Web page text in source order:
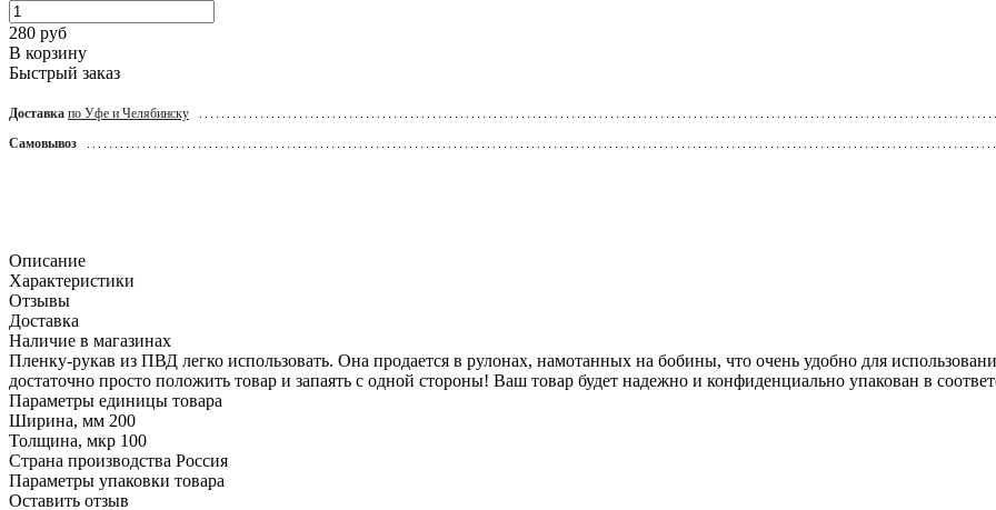
280 руб
В корзину
Быстрый заказ
Доставка по Уфе и Челябинску
Самовывоз
Описание
Характеристики
Отзывы
Доставка
Наличие в магазинах
Пленку-рукав из ПВД легко использовать. Она продается в рулонах, намотанных на бобины, что очень удобно для
достаточно просто положить товар и запаять с одной стороны! Ваш товар будет надежно и конфиденциально упакован в
Параметры единицы товара
Ширина, мм 200
Толщина, мкр 100
Страна производства Россия
Параметры упаковки товара
Оставить отзыв